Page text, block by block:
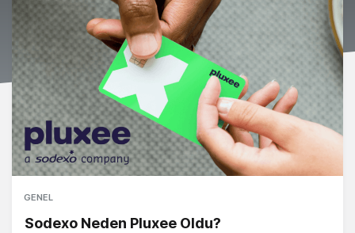
GENEL
Sodexo Neden Pluxee Oldu?